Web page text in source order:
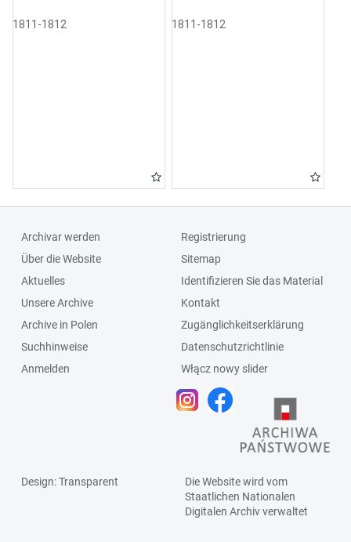
1811-1812 1811-1812
Archivar werden
Über die Website
Aktuelles
Unsere Archive
Archive in Polen
Suchhinweise
Anmelden
Registrierung
Sitemap
Identifizieren Sie das Material
Kontakt
Zugänglichkeitserklärung
Datenschutzrichtlinie
Włącz nowy slider
Design: Transparent
Die Website wird vom
Staatlichen Nationalen
Digitalen Archivverwaltet